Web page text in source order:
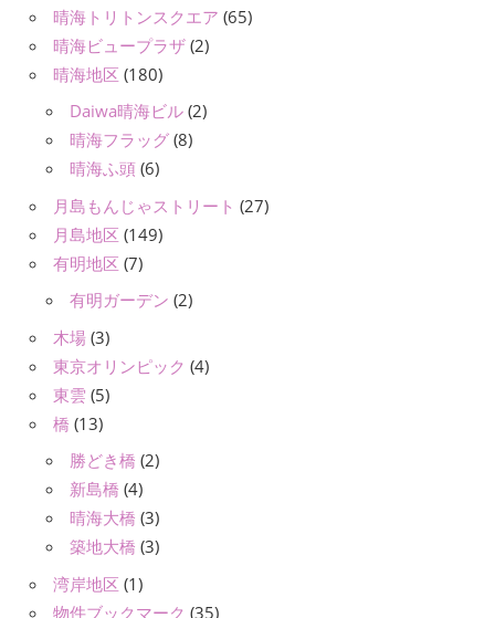
晴海トリトンスクエア (65)
晴海ビュープラザ (2)
晴海地区 (180)
Daiwa晴海ビル (2)
晴海フラッグ (8)
晴海ふ頭 (6)
月島もんじゃストリート (27)
月島地区 (149)
有明地区 (7)
有明ガーデン (2)
木場 (3)
東京オリンピック (4)
東雲 (5)
橋 (13)
勝どき橋 (2)
新島橋 (4)
晴海大橋 (3)
築地大橋 (3)
湾岸地区 (1)
物件ブックマーク (35)